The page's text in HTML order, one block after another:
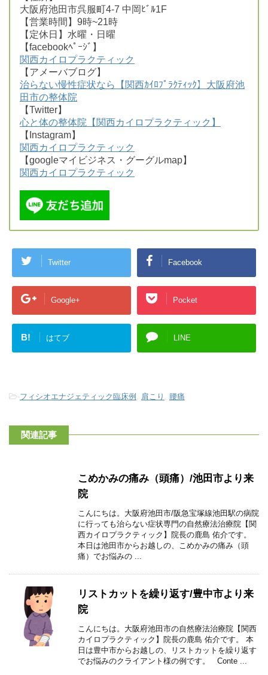
大阪府池田市呉服町4-7 中岡ﾋﾞﾙ1F
【営業時間】9時~21時
【定休日】水曜・日曜
【facebookﾍﾟｰｼﾞ】
関西カイロプラクティック
【アメーバブログ】
治らない慢性症状なら【関西ｶｲﾛﾌﾟﾗｸﾃｨｯｸ】大阪府池
田市の整体院
【Twitter】
心と体の整体院【関西カイロプラクティック】
【Instagram】
関西カイロプラクティック
【googleマイビジネス・グーグルmap】
関西カイロプラクティック
Twitter Facebook
Google+ Pocket
B! はてブ LINE
-フィシオエナジェティック臨床例 肩こり 腰痛
関連記事
こめかみの痛み（頭痛）/池田市より来
院
こんにちは。大阪府池田市/阪急宝塚線池田駅の病院
に行っても治らない症状専門の自然療法治療院【関
西カイロプラクティック】院長の鹿島 佑介です。
本日は池田市からお越しの、こめかみの痛み（頭
痛）でお悩みの ...
リストカットを繰り返す/豊中市より来
院
こんにちは。大阪府池田市の自然療法治療院【関西
カイロプラクティック】院長の鹿島 佑介です。 本
日は豊中市からお越しの、リストカットを繰り返す
でお悩みのクライアント様の例です。 Conte ...